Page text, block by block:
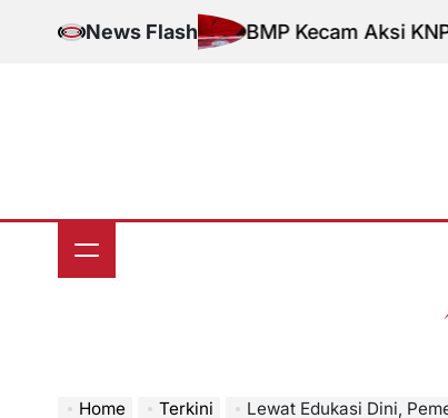
News Flash
BMP Kecam Aksi KNPB,
Home Terkini Lewat Edukasi Dini, Pemerintah